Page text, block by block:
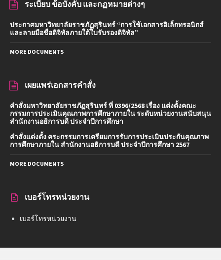
ระเบียบ ข้อบังคับ และกฏหมายต่างๆ
ประกาศมหาวิทยาลัยราชภัฏสุรินทร์ “การใช้เอกสารอิเล็กทรอนิกส์
และลายมือชื่อดิจิทัลภายใต้ใบรับรองดิจิทัล”
MORE DOCUMENTS
เผยแพร่เอกสารคำสั่ง
คำสั่งมหาวิทยาลัยราชภัฏสุรินทร์ ที่ 0396/2568 เรื่อง แต่งตั้งคณะ
กรรมการประเมินคุณภาพการศึกษาภายใน ระดับหน่วยงานสนับสนุน
สำนักงานอธิการบดี ประจำปีการศึกษา
คำสั่งแต่งตั้ง คระกรรมการเตรียมการรับการประเมินประกันคุณภาพ
การศึกษาภายใน สำนักงานอธิการบดี ประจำปีการศึกษา 2567
MORE DOCUMENTS
เบอร์โทรหน่วยงาน
เบอร์โทรหน่วยงาน